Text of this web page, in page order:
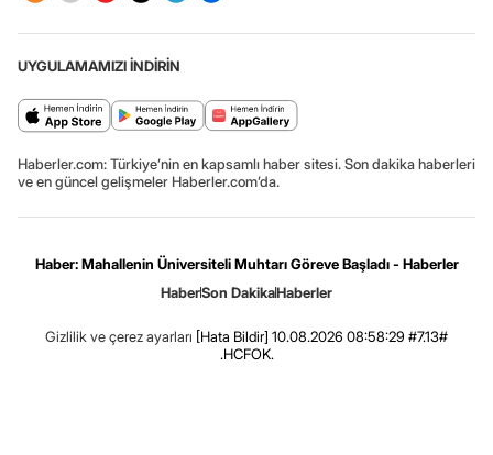
UYGULAMAMIZI İNDİRİN
Haberler.com: Türkiye’nin en kapsamlı haber sitesi. Son dakika haberleri
ve en güncel gelişmeler Haberler.com’da.
Haber: Mahallenin Üniversiteli Muhtarı Göreve Başladı - Haberler
HaberSon DakikaHaberler
Gizlilik ve çerez ayarları [Hata Bildir] 10.08.2026 08:58:29 #7.13#
.HCFOK.